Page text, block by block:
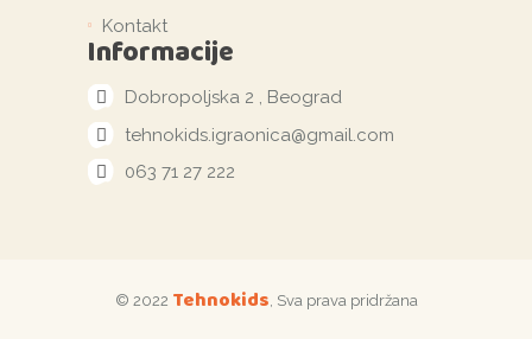
Kontakt
Informacije
Dobropoljska 2 , Beograd
tehnokids.igraonica@gmail.com
063 71 27 222
© 2022 Tehnokids, Sva prava pridržana